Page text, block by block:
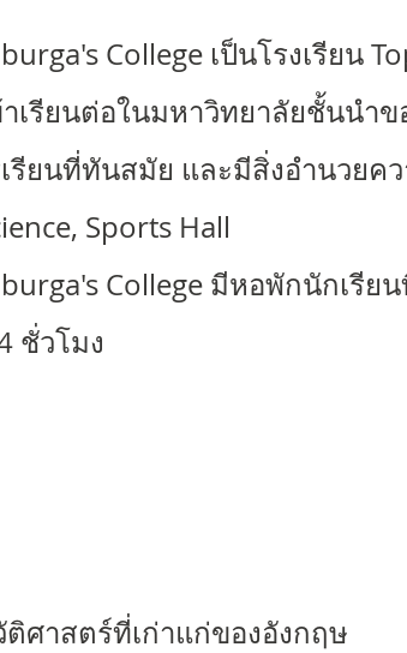
College เป็นโรงเรียน
าเรียนต่อในมหาวิทยาลัยชั้นนำ
รียนที่ทันสมัย และมีสิ่งอำนวยค
Sports Hall
College มีหอพักนักเรีย
ชั่วโมง
ติศาสตร์ที่เก่าแก่ของอังกฤษ